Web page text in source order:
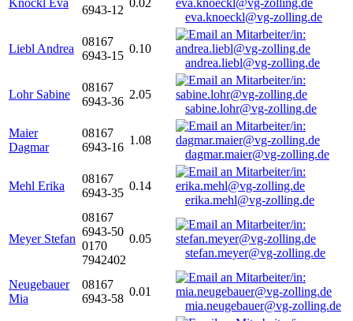
Knöckl Eva
6943-12
0.02
eva.knoeckl@vg-zolling.de
Liebl Andrea
08167
6943-15
0.10
andrea.liebl@vg-zolling.de
Lohr Sabine
08167
6943-36
2.05
sabine.lohr@vg-zolling.de
Maier
Dagmar
08167
6943-16
1.08
dagmar.maier@vg-zolling.de
Mehl Erika
08167
6943-35
0.14
erika.mehl@vg-zolling.de
Meyer Stefan
08167
6943-50
0170
7942402
0.05
stefan.meyer@vg-zolling.de
Neugebauer
Mia
08167
6943-58
0.01
mia.neugebauer@vg-zolling.de